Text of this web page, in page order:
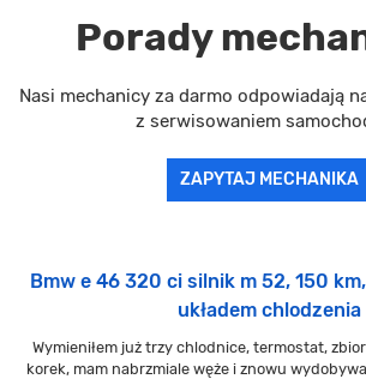
Porady
Nasi mechanicy za darmo odpowiadają
z serwisowaniem
ZAPYTAJ MECHANIKA
Bmw e 46 320 ci silnik m 52, 150
układem chlodzenia
Wymieniłem już trzy chlodnice, termostat,
korek, mam nabrzmiale węże i znowu